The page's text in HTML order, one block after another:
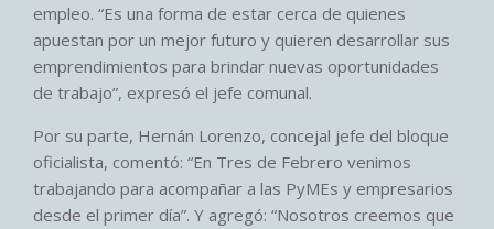
empleo. “Es una forma de estar cerca de quienes
apuestan por un mejor futuro y quieren desarrollar sus
emprendimientos para brindar nuevas oportunidades
de trabajo”, expresó el jefe comunal.
Por su parte, Hernán Lorenzo, concejal jefe del bloque
oficialista, comentó: “En Tres de Febrero venimos
trabajando para acompañar a las PyMEs y empresarios
desde el primer día”. Y agregó: “Nosotros creemos que